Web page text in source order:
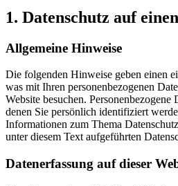
1. Datenschutz auf
Allgemeine Hinweise
Die folgenden Hinweise geben einen
was mit Ihren personenbezogenen
Website besuchen.
denen Sie persönlich identifiziert
Informationen zum Thema
unter diesem Text aufgeführten
Datenerfassung auf dieser